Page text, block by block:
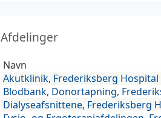
Afdelinger
Navn
Akutklinik, Frederiksberg Hospital
Blodbank, Donortapning,
Dialyseafsnittene, Frederiksberg